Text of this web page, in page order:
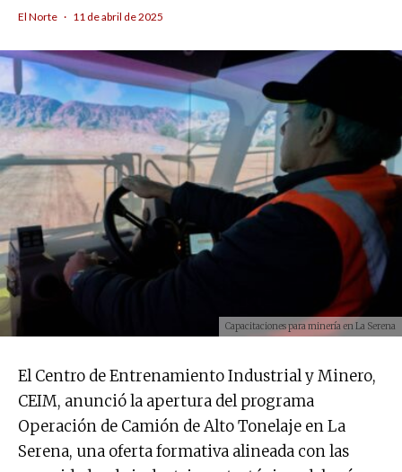
El Norte · 11 de abril de 2025
Capacitaciones para minería en La Serena
El Centro de Entrenamiento Industrial y Minero,
CEIM, anunció la apertura del programa
Operación de Camión de Alto Tonelaje en La
Serena, una oferta formativa alineada con las